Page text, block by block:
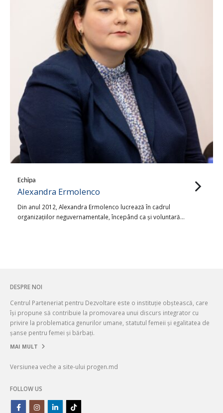
Echipa
Alexandra Ermolenco
Din anul 2012, Alexandra Ermolenco lucrează în cadrul
organizațiilor neguvernamentale, începând ca și voluntară…
DESPRE NOI
Centrul Parteneriat pentru Dezvoltare este o instituție obștească, care
își propune să contribuie la promovarea unui discurs integrator cu
privire la problematica genurilor umane, statutul femeii și egalitatea de
șanse pentru femei și bărbați.
MAI MULT
Versiunea veche a site-ului progen.md
FOLLOW US